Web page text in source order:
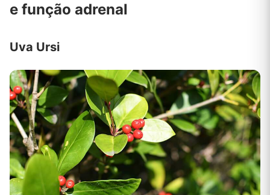
e função adrenal
Uva Ursi